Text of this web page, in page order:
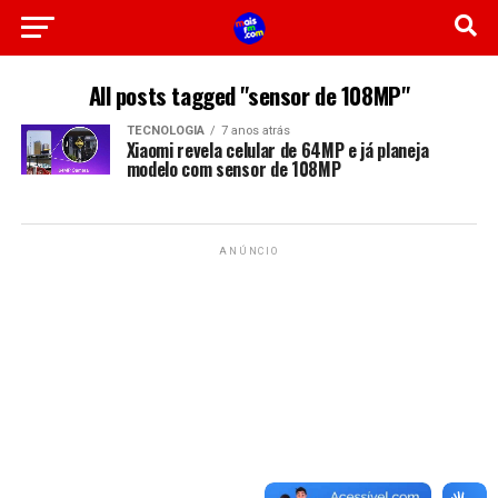
All posts tagged "sensor de 108MP"
TECNOLOGIA 7 anos atrás
Xiaomi revela celular de 64MP e já planeja
modelo com sensor de 108MP
ANÚNCIO